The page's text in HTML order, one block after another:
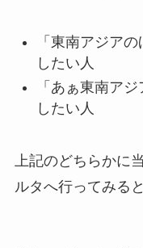
「東南アジア
したい人
「あぁ東南ア
したい人
上記のどちらかに
ルタへ行ってみる